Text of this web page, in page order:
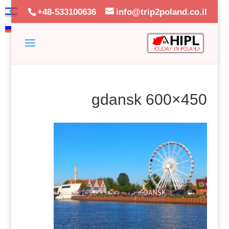
+48-533100636 info@trip2poland.co.il
gdansk 600×450